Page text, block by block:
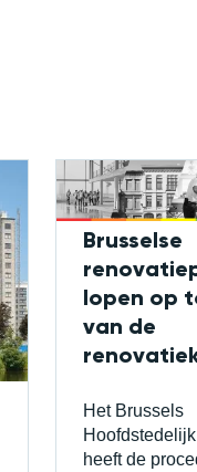
Brusselse
lopen op
van de
Het Brussels
heeft de